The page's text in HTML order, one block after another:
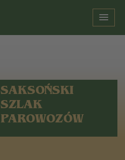
SAKSOŃSKI
SZLAK
PAROWOZÓW